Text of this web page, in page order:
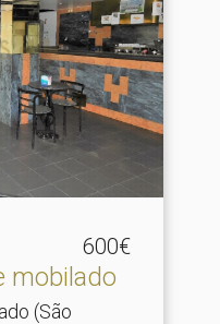
600€
mobilado
(São